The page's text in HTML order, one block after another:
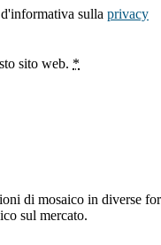
sulla privacy
sito web. *
di mosaico in diverse
sul mercato.